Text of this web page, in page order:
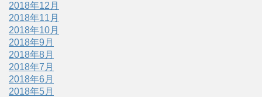
2018年12月
2018年11月
2018年10月
2018年9月
2018年8月
2018年7月
2018年6月
2018年5月